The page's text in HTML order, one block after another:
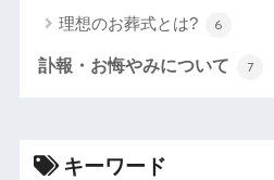
理想のお葬式とは? 6
訃報・お悔やみについて 7
キーワード